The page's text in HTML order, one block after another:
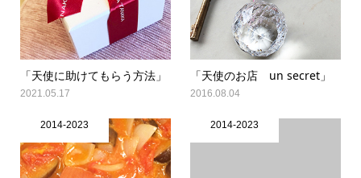
「天使に助けてもらう方法」
2021.05.17
「天使のお店 un secret」
2016.08.04
2014-2023 2014-2023